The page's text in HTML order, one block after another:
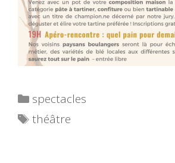
Catégories
spectacles
Étiquettes
théâtre